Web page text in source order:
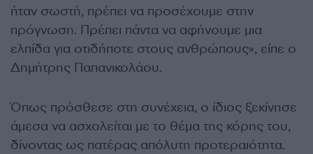
ήταν σωστή, πρέπει να προσέχουμε στην
πρόγνωση. Πρέπει πάντα να αφήνουμε μια
ελπίδα για οτιδήποτε στους ανθρώπους», είπε ο
Δημήτρης Παπανικολάου.
Όπως πρόσθεσε στη συνέχεια, ο ίδιος ξεκίνησε
άμεσα να ασχολείται με το θέμα της κόρης του,
δίνοντας ως πατέρας απόλυτη προτεραιότητα.